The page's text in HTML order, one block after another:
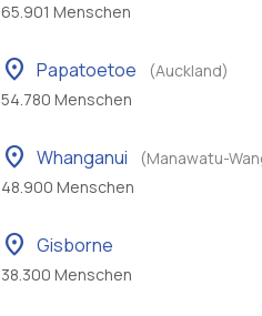
65.901 Menschen
location_on Papatoetoe
(Auckland)
54.780 Menschen
location_on Whanganui
(Manawatu-
48.900 Menschen
location_on Gisborne
38.300 Menschen